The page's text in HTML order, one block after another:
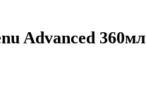
Advanced 360мл